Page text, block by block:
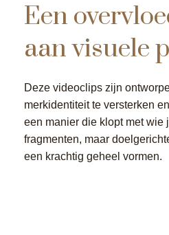
Een
aan visuele
Deze videoclips zijn
merkidentiteit te versterken
een manier die klopt met wie
fragmenten, maar
een krachtig geheel vormen.